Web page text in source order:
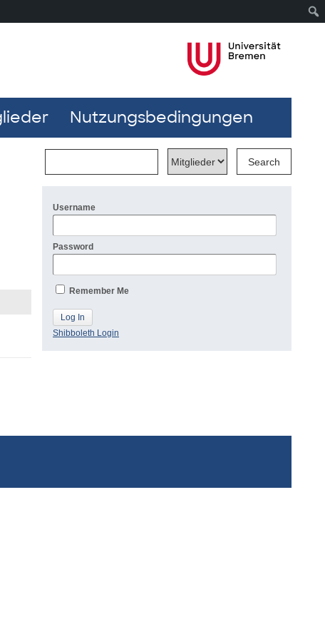
Nutzungsbedingungen
Username
Password
Remember Me
Shibboleth Login